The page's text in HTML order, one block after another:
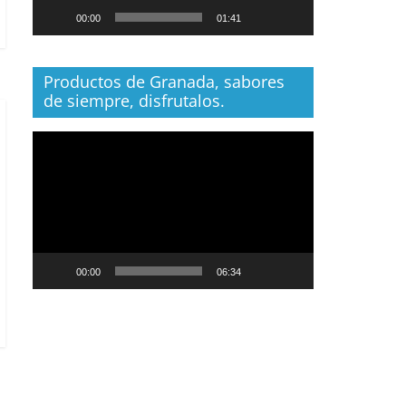
00:00 01:41
Productos de Granada, sabores
de siempre, disfrutalos.
00:00 06:34